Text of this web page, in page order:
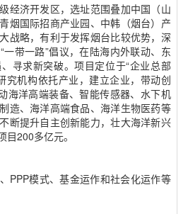
经济开发区，选址范围叠加中国（山
烟国际招商产业园、中韩（烟台）产
战略，有利于发挥烟台比较优势，深
一带一路”倡议，在陆海内外联动、东
寻求新突破。项目定位于“企业总部
究机构依托产业，建立企业，带动创
海洋高端装备、智能传感器、水下机
造、海洋高端食品、海洋生物医药等
断提升自主创新能力，壮大海洋新兴
200多亿元。
PPP模式、基金运作和社会化运作等